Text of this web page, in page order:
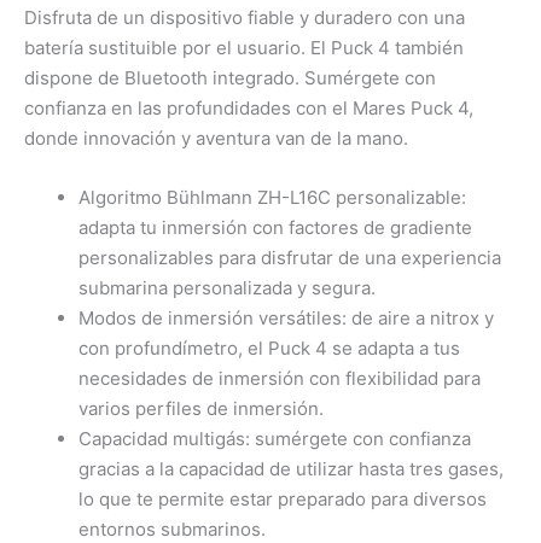
Disfruta de un dispositivo fiable y duradero con una
batería sustituible por el usuario. El Puck 4 también
dispone de Bluetooth integrado. Sumérgete con
confianza en las profundidades con el Mares Puck 4,
donde innovación y aventura van de la mano.
Algoritmo Bühlmann ZH-L16C personalizable:
adapta tu inmersión con factores de gradiente
personalizables para disfrutar de una experiencia
submarina personalizada y segura.
Modos de inmersión versátiles: de aire a nitrox y
con profundímetro, el Puck 4 se adapta a tus
necesidades de inmersión con flexibilidad para
varios perfiles de inmersión.
Capacidad multigás: sumérgete con confianza
gracias a la capacidad de utilizar hasta tres gases,
lo que te permite estar preparado para diversos
entornos submarinos.